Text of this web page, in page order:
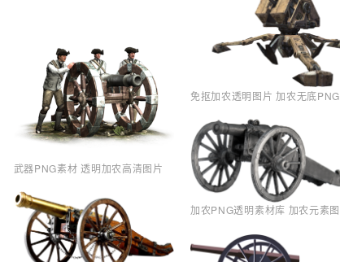
武器PNG素材 透明加农高清图片
免抠加农透明图片 加农无底PNG
加农PNG透明素材库 加农元素图